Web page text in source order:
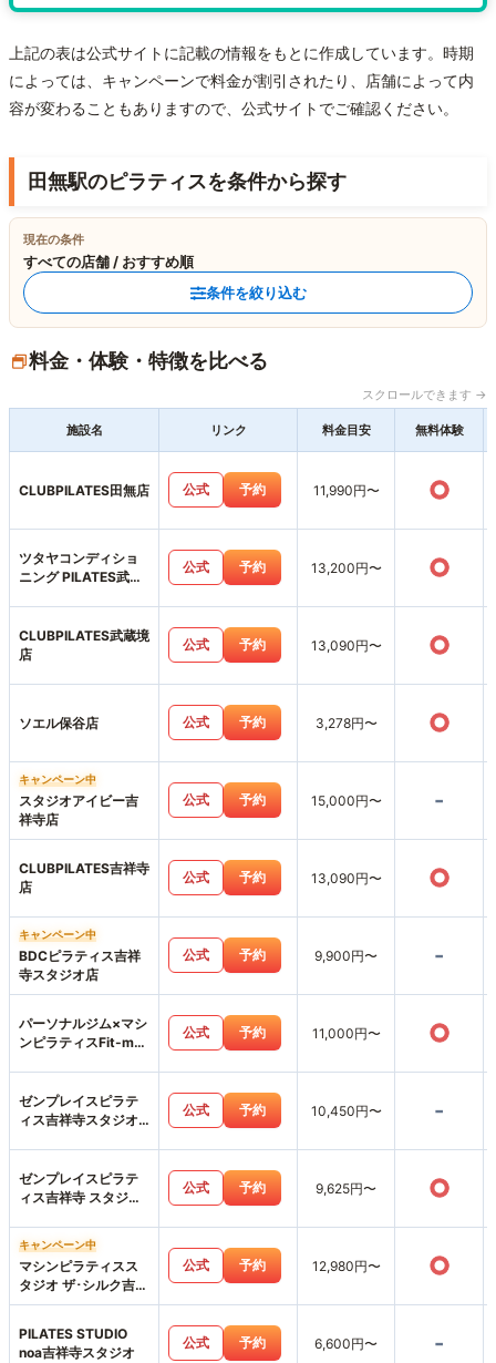
上記の表は公式サイトに記載の情報をもとに作成しています。時期
によっては、キャンペーンで料金が割引されたり、店舗によって内
容が変わることもありますので、公式サイトでご確認ください。
田無駅のピラティスを条件から探す
現在の条件
すべての店舗 / おすすめ順
条件を絞り込む
料金・体験・特徴を比べる
スクロールできます →
施設名 リンク 料金目安 無料体験
CLUBPILATES田無店 公式 予約 11,990円〜 ○
ツタヤコンディショ
ニング PILATES武蔵
公式 予約 13,200円〜 ○
CLUBPILATES武蔵境
店
公式 予約 13,090円〜 ○
ソエル保谷店 公式 予約 3,278円〜 ○
キャンペーン中
スタジオアイビー吉
祥寺店
公式 予約 15,000円〜 -
CLUBPILATES吉祥寺
店
公式 予約 13,090円〜 ○
キャンペーン中
BDCピラティス吉祥
寺スタジオ店
公式 予約 9,900円〜 -
パーソナルジム×マシ
ンピラティスFit-me
公式 予約 11,000円〜 ○
ゼンプレイスピラテ
ィス吉祥寺スタジオ
公式 予約 10,450円〜 -
ゼンプレイスピラテ
ィス吉祥寺 スタジオ
公式 予約 9,625円〜 ○
キャンペーン中
マシンピラティスス
タジオ ザ･シルク吉祥
寺店
公式 予約 12,980円〜 ○
PILATES STUDIO
noa吉祥寺スタジオ
公式 予約 6,600円〜 -